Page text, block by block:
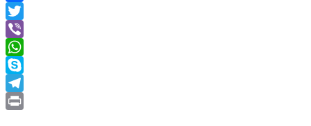
Facebook
Twitter
Viber
WhatsApp
Skype
Telegram